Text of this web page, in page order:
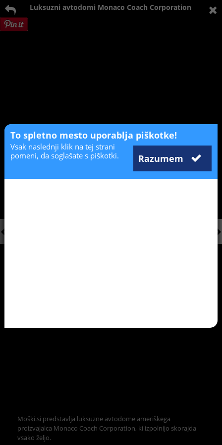
Luksuzni avtodomi Monaco Coach Corporation
Moški.si predstavlja luksuzne avtodome ameriškega
proizvajalca Monaco Coach Corporation, ki izpolnijo skorajda
vsako željo.
To spletno mesto uporablja piškotke!
Razumem
Vsak naslednji klik na tej strani
pomeni, da soglašate s piškotki.